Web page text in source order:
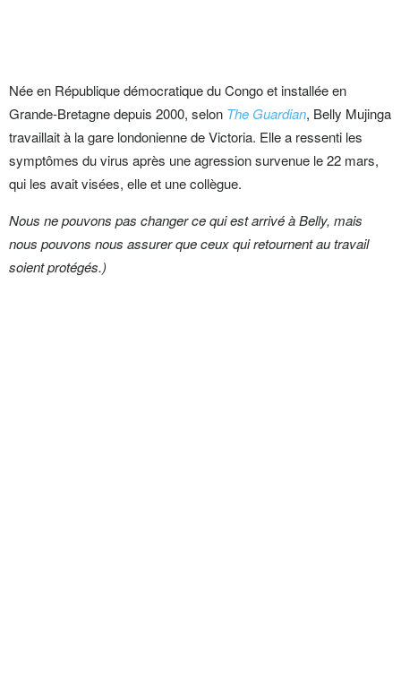
Née en République démocratique du Congo et installée en
Grande-Bretagne depuis 2000, selon The Guardian, Belly Mujinga
travaillait à la gare londonienne de Victoria. Elle a ressenti les
symptômes du virus après une agression survenue le 22 mars,
qui les avait visées, elle et une collègue.
Nous ne pouvons pas changer ce qui est arrivé à Belly, mais
nous pouvons nous assurer que ceux qui retournent au travail
soient protégés.)